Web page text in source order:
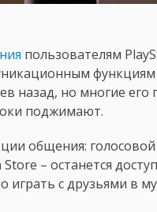
пользователям
функциям
назад, но многие его
поджимают.
общения:
– останется
с друзьями в